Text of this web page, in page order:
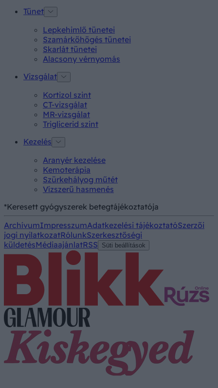
Tünet
Lepkehimlő tünetei
Szamárköhögés tünetei
Skarlát tünetei
Alacsony vérnyomás
Vizsgálat
Kortizol szint
CT-vizsgálat
MR-vizsgálat
Triglicerid szint
Kezelés
Aranyér kezelése
Kemoterápia
Szürkehályog műtét
Vízszerű hasmenés
*Keresett gyógyszerek betegtájékoztatója
ArchívumImpresszumAdatkezelési tájékoztatóSzerzői
jogi nyilatkozatRólunkSzerkesztőségi
küldetésMédiaajánlatRSS Süti beállítások